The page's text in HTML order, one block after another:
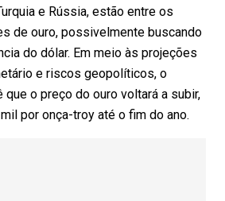
e Rússia, estão entre os
de ouro, possivelmente buscando
do dólar. Em meio às projeções
e riscos geopolíticos, o
que o preço do ouro voltará a subir,
por onça-troy até o fim do ano.